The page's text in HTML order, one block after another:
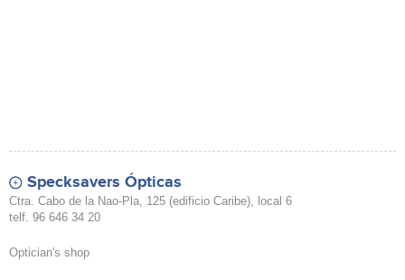
Specksavers Ópticas
Ctra. Cabo de la Nao-Pla, 125 (edificio Caribe), local 6
telf. 96 646 34 20
Optician's shop